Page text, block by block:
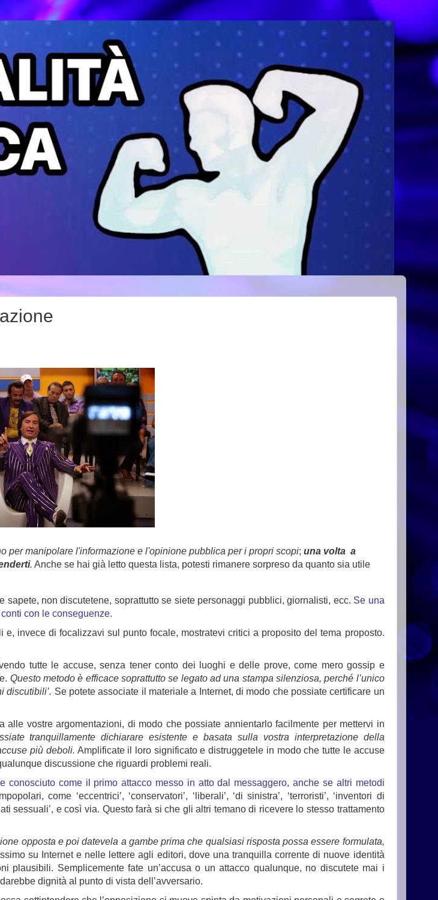
per manipolare l'informazione e l'opinione pubblica per i propri scopi; una volta a
. Anche se hai già letto questa lista, potesti rimanere sorpreso da quanto sia utile
sapete, non discutetene, soprattutto se siete personaggi pubblici, giornalisti, ecc. Se una
con le conseguenze.
invece di focalizzavi sul punto focale, mostratevi critici a proposito del tema proposto.
tutte le accuse, senza tener conto dei luoghi e delle prove, come mero gossip e
Questo metodo è efficace soprattutto se legato ad una stampa silenziosa, perché l’unico
discutibili’. Se potete associate il materiale a Internet, di modo che possiate certificare un
alle vostre argomentazioni, di modo che possiate annientarlo facilmente per mettervi in
tranquillamente dichiarare esistente e basata sulla vostra interpretazione della
più deboli. Amplificate il loro significato e distruggetele in modo che tutte le accuse
discussione che riguardi problemi reali.
conosciuto come il primo attacco messo in atto dal messaggero, anche se altri metodi
come ‘eccentrici’, ‘conservatori’, ‘liberali’, ‘di sinistra’, ‘terroristi’, ‘inventori di
sessuali’, e così via. Questo farà si che gli altri temano di ricevere lo stesso trattamento
opposta e poi datevela a gambe prima che qualsiasi risposta possa essere formulata,
su Internet e nelle lettere agli editori, dove una tranquilla corrente di nuove identità
plausibili. Semplicemente fate un’accusa o un attacco qualunque, no discutete mai i
dignità al punto di vista dell’avversario.